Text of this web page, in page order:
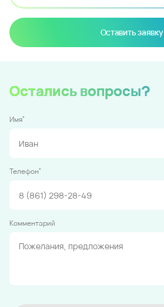
Оставить заявку
Остались вопросы?
Имя*
Телефон*
Комментарий